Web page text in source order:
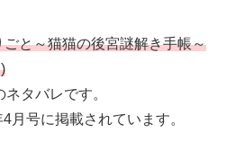
ごと～猫猫の後宮謎解き手帳～
タバレです。
月号に掲載されています。